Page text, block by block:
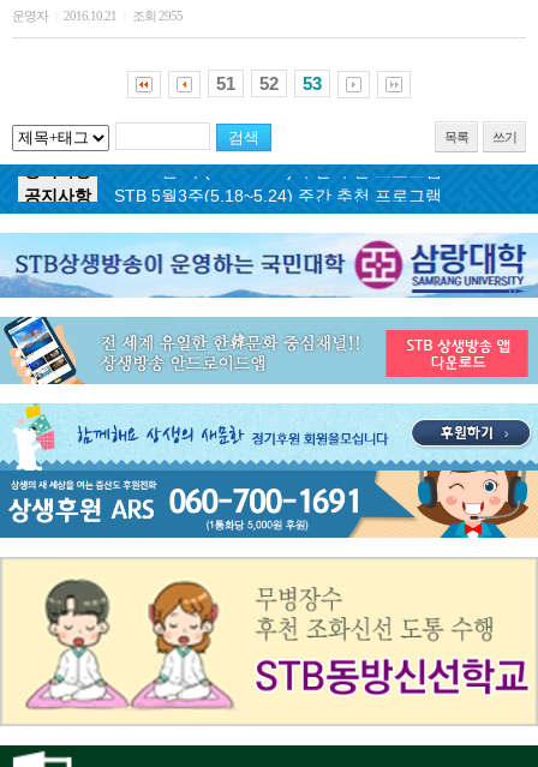
운영자 2016.10.21 조회 2955
51 52 53
목록 쓰기
공지사항 ON AIR 서비스 장애 복구 안내
공지사항
STB 5월4주(5.25~5.31) 주간 추천 프로그램
공지사항
STB 5월3주(5.18~5.24) 주간 추천 프로그램
공지사항
STB 4월마지막주(4.27~5.3) 주간 추천 프로그램
STB 4월4주(4.20~4.26) 주간 추천 프로그램
공지사항
STB 4월2주(4.6~4.12) 주간 추천 프로그램
공지사항
STB 4월1주(3.30~4.5) 주간 추천 프로그램
공지사항
STB 3월4주(3.23~3.29) 주간 추천 프로그램